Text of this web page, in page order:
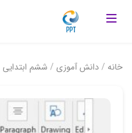
خانه /دانش آموزی / ششم ابتدایی